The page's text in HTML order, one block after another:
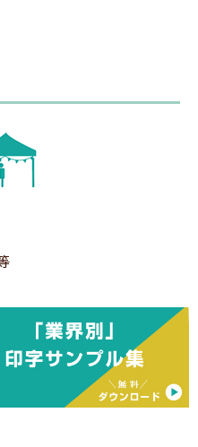
ミング（先頭から何番目）等
ます。